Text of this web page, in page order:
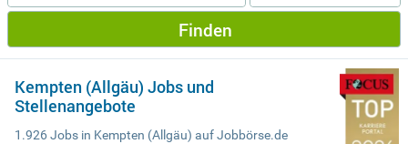
Finden
Kempten (Allgäu) Jobs und
Stellenangebote
1.926 Jobs in Kempten (Allgäu) auf Jobbörse.de